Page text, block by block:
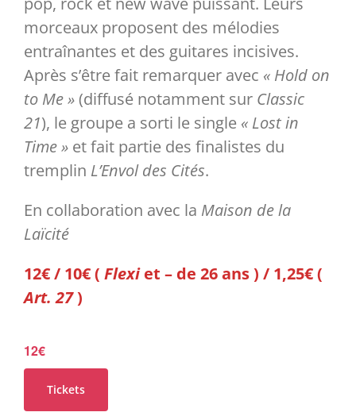
Partenaires
Liens
morceaux proposent des mélodies
entraînantes et des guitares incisives.
Après s’être fait remarquer avec « Hold on
to Me »(diffusé notamment sur Classic
21), le groupe a sorti le single « Lost in
Time » et fait partie des finalistes du
tremplin L’Envol des Cités.
En collaboration avec la Maison de la
Laïcité
12€ / 10€ ( Flexiet – de 26 ans ) / 1,25€ (
Art. 27)
12€
Tickets